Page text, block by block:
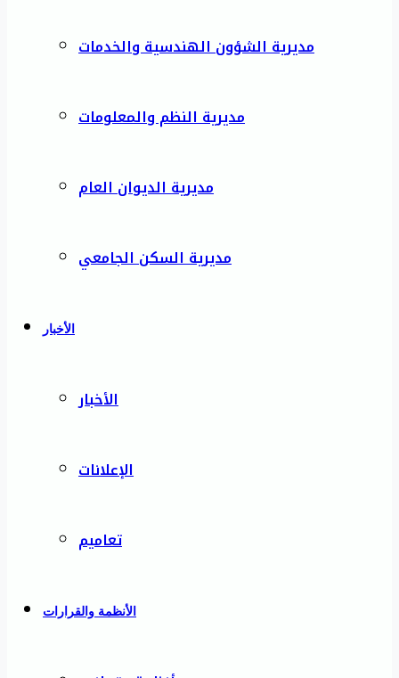
مديرية الشؤون الهندسية والخدمات
مديرية النظم والمعلومات
مديرية الديوان العام
مديرية السكن الجامعي
الأخبار
الأخبار
الإعلانات
تعاميم
الأنظمة والقرارات